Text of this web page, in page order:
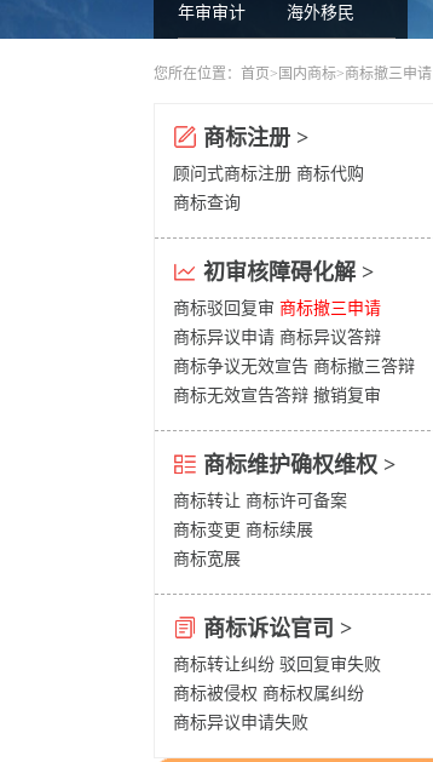
年审审计
海外移民
您所在位置： 首页 > 国内商标>商标撤三申请
商标注册 >
顾问式商标注册 商标代购
商标查询
初审核障碍化解 >
商标驳回复审 商标撤三申请
商标异议申请 商标异议答辩
商标争议无效宣告 商标撤三答辩
商标无效宣告答辩 撤销复审
商标维护确权维权 >
商标转让 商标许可备案
商标变更 商标续展
商标宽展
商标诉讼官司 >
商标转让纠纷 驳回复审失败
商标被侵权 商标权属纠纷
商标异议申请失败